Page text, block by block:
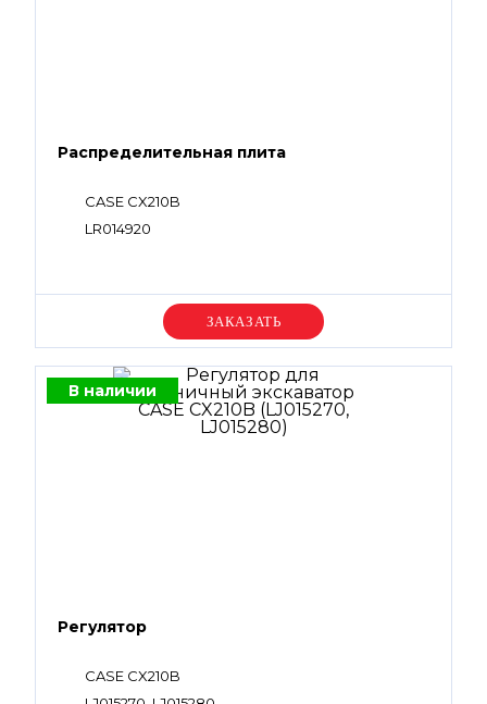
Распределительная плита
CASE CX210B
LR014920
Уточняйте цену
В наличии
Регулятор
CASE CX210B